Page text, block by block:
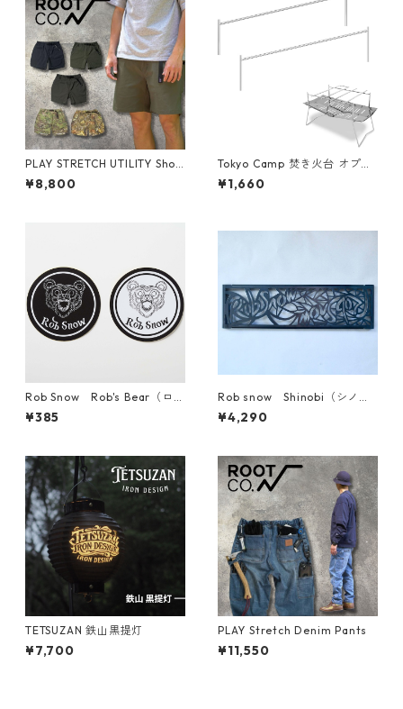
PLAY STRETCH UTILITY Shor
ts
¥8,800
Tokyo Camp 焚き火台 オプシ
ョンパーツ (短いｻｲｽﾞ)
¥1,660
Rob Snow Rob's Bear（ロブ
ズベア）ステッカー（大）
¥385
Rob snow Shinobi（シノ
ビ）専用五徳（ゴトク）/【黒
皮鉄】
¥4,290
TETSUZAN 鉄山黒提灯
¥7,700
PLAY Stretch Denim Pants
¥11,550